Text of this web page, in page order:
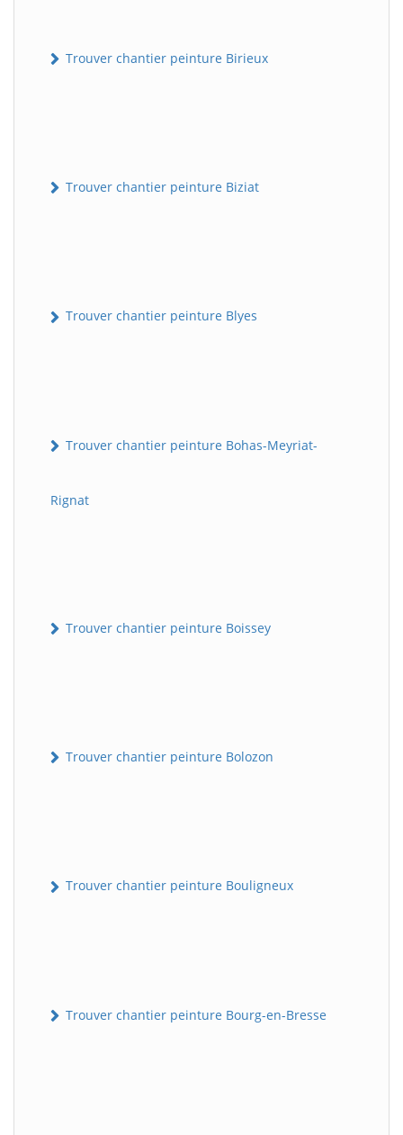
Trouver chantier peinture Birieux
Trouver chantier peinture Biziat
Trouver chantier peinture Blyes
Trouver chantier peinture Bohas-Meyriat-
Rignat
Trouver chantier peinture Boissey
Trouver chantier peinture Bolozon
Trouver chantier peinture Bouligneux
Trouver chantier peinture Bourg-en-Bresse